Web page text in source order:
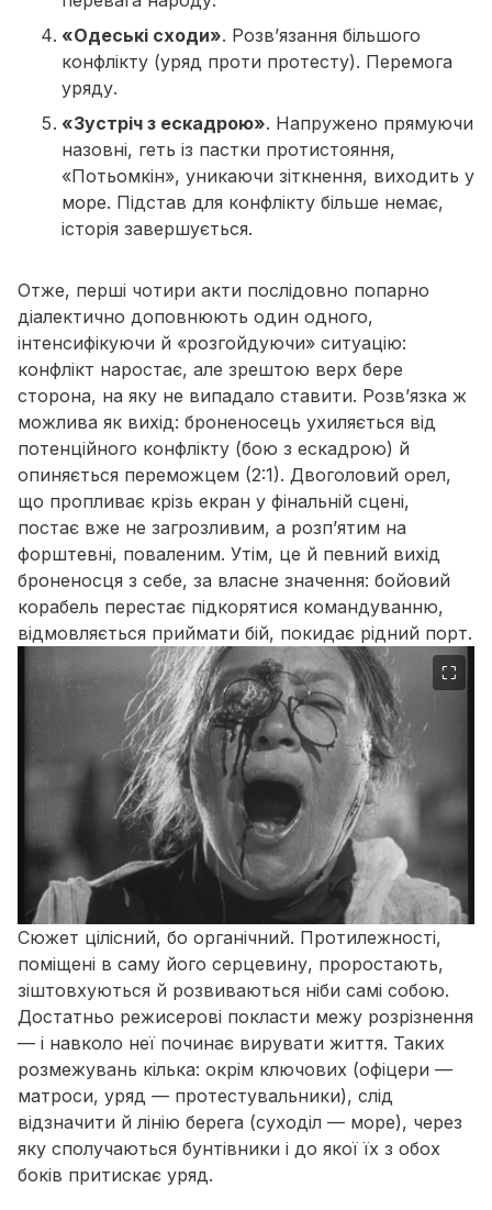
«Одеські сходи». Розв’язання більшого
конфлікту (уряд проти протесту). Перемога
уряду.
«Зустріч з ескадрою». Напружено прямуючи
назовні, геть із пастки протистояння,
«Потьомкін», уникаючи зіткнення, виходить у
море. Підстав для конфлікту більше немає,
історія завершується.
Отже, перші чотири акти послідовно попарно
діалектично доповнюють один одного,
інтенсифікуючи й «розгойдуючи» ситуацію:
конфлікт наростає, але зрештою верх бере
сторона, на яку не випадало ставити. Розв’язка ж
можлива як вихід: броненосець ухиляється від
потенційного конфлікту (бою з ескадрою) й
опиняється переможцем (2:1). Двоголовий орел,
що пропливає крізь екран у фінальній сцені,
постає вже не загрозливим, а розп’ятим на
форштевні, поваленим. Утім, це й певний вихід
броненосця з себе, за власне значення: бойовий
корабель перестає підкорятися командуванню,
відмовляється приймати бій, покидає рідний порт.
⛶
Сюжет цілісний, бо органічний. Протилежності,
поміщені в саму його серцевину, проростають,
зіштовхуються й розвиваються ніби самі собою.
Достатньо режисерові покласти межу розрізнення
— і навколо неї починає вирувати життя. Таких
розмежувань кілька: окрім ключових (офіцери —
матроси, уряд — протестувальники), слід
відзначити й лінію берега (суходіл — море), через
яку сполучаються бунтівники і до якої їх з обох
боків притискає уряд.